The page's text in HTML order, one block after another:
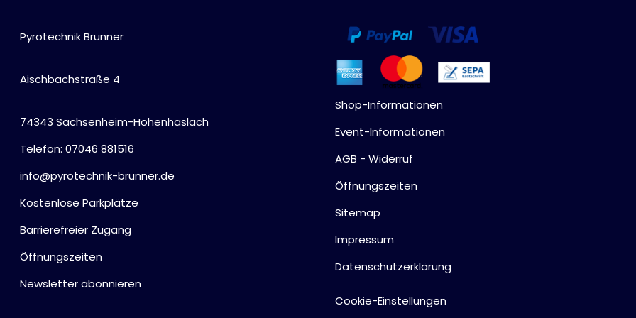
Pyrotechnik Brunner
Aischbachstraße 4
74343 Sachsenheim-Hohenhaslach
Telefon: 07046 881516
info@pyrotechnik-brunner.de
Kostenlose Parkplätze
Barrierefreier Zugang
Öffnungszeiten
Newsletter abonnieren
Shop-Informationen
Event-Informationen
AGB - Widerruf
Öffnungszeiten
Sitemap
Impressum
Datenschutzerklärung
Cookie-Einstellungen